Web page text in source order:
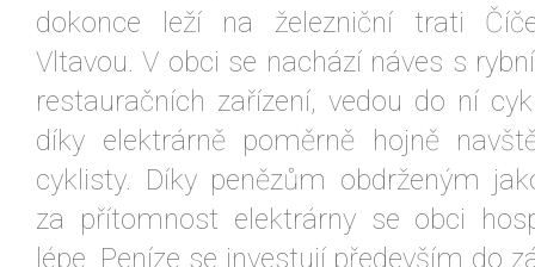
dokonce leží na železniční trati
Vltavou. V obci se nachází náves s
restauračních zařízení, vedou do ní
díky elektrárně poměrně hojně
cyklisty. Díky penězům obdrženým
za přítomnost elektrárny se obci
lépe. Peníze se investují především do